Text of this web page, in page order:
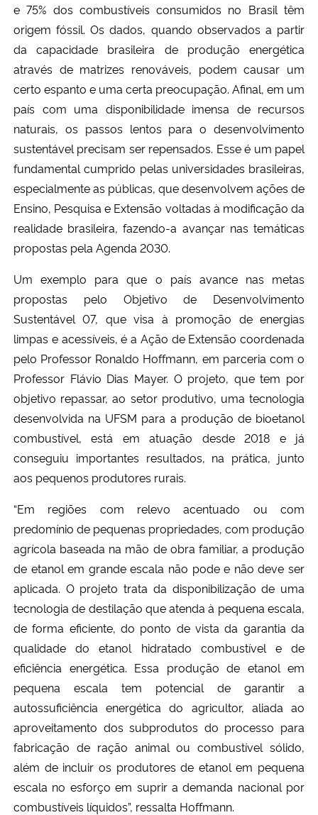
Controladoria-Geral da União
Ministério da Mulher, da Família e dos Direitos Humanos
Secretaria-Geral
Secretaria de Governo
Gabinete de Segurança Institucional
Advocacia-Geral da União
Planalto
e 75% dos combustíveis consumidos no Brasil têm
origem fóssil. Os dados, quando observados a partir
da capacidade brasileira de produção energética
através de matrizes renováveis, podem causar um
certo espanto e uma certa preocupação. Afinal, em um
país com uma disponibilidade imensa de recursos
naturais, os passos lentos para o desenvolvimento
sustentável precisam ser repensados. Esse é um papel
fundamental cumprido pelas universidades brasileiras,
especialmente as públicas, que desenvolvem ações de
Ensino, Pesquisa e Extensão voltadas à modificação da
realidade brasileira, fazendo-a avançar nas temáticas
propostas pela Agenda 2030.
Um exemplo para que o país avance nas metas
propostas pelo Objetivo de Desenvolvimento
Sustentável 07, que visa à promoção de energias
limpas e acessíveis, é a Ação de Extensão coordenada
pelo Professor Ronaldo Hoffmann, em parceria com o
Professor Flávio Dias Mayer. O projeto, que tem por
objetivo repassar, ao setor produtivo, uma tecnologia
desenvolvida na UFSM para a produção de bioetanol
combustível, está em atuação desde 2018 e já
conseguiu importantes resultados, na prática, junto
aos pequenos produtores rurais.
“Em regiões com relevo acentuado ou com
predomínio de pequenas propriedades, com produção
agrícola baseada na mão de obra familiar, a produção
de etanol em grande escala não pode e não deve ser
aplicada. O projeto trata da disponibilização de uma
tecnologia de destilação que atenda à pequena escala,
de forma eficiente, do ponto de vista da garantia da
qualidade do etanol hidratado combustível e de
eficiência energética. Essa produção de etanol em
pequena escala tem potencial de garantir a
autossuficiência energética do agricultor, aliada ao
aproveitamento dos subprodutos do processo para
fabricação de ração animal ou combustível sólido,
além de incluir os produtores de etanol em pequena
escala no esforço em suprir a demanda nacional por
combustíveis líquidos”, ressalta Hoffmann.